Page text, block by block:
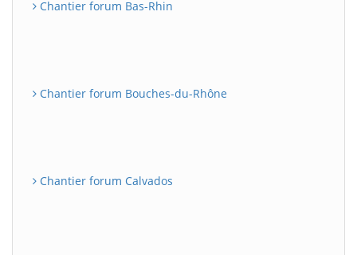
Chantier forum Bas-Rhin
Chantier forum Bouches-du-Rhône
Chantier forum Calvados